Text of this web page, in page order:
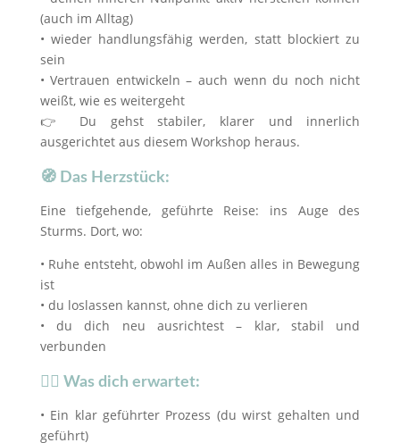
(auch im Alltag)
• wieder handlungsfähig werden, statt blockiert zu
sein
• Vertrauen entwickeln – auch wenn du noch nicht
weißt, wie es weitergeht
👉 Du gehst stabiler, klarer und innerlich
ausgerichtet aus diesem Workshop heraus.
🧭 Das Herzstück:
Eine tiefgehende, geführte Reise: ins Auge des
Sturms. Dort, wo:
• Ruhe entsteht, obwohl im Außen alles in Bewegung
ist
• du loslassen kannst, ohne dich zu verlieren
• du dich neu ausrichtest – klar, stabil und
verbunden
🧘‍♀️ Was dich erwartet:
• Ein klar geführter Prozess (du wirst gehalten und
geführt)